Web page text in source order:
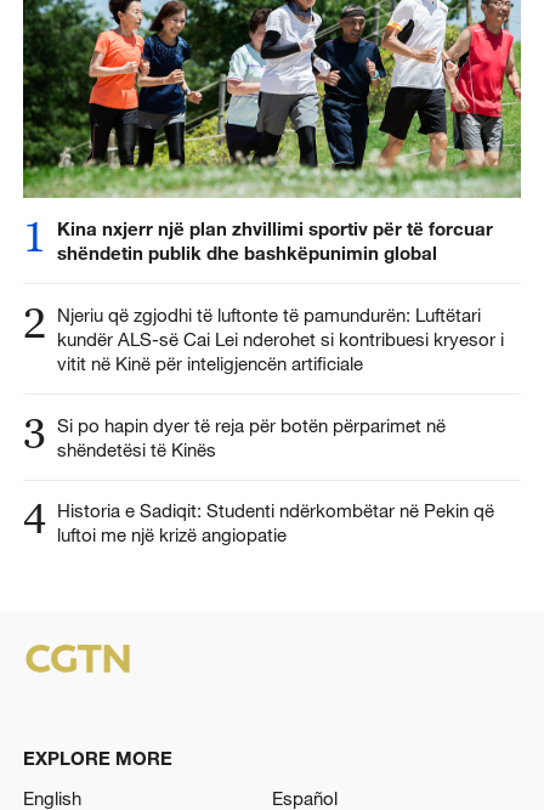
1
Kina nxjerr një plan zhvillimi sportiv për të forcuar
shëndetin publik dhe bashkëpunimin global
2
Njeriu që zgjodhi të luftonte të pamundurën: Luftëtari
kundër ALS-së Cai Lei nderohet si kontribuesi kryesor i
vitit në Kinë për inteligjencën artificiale
3 Si po hapin dyer të reja për botën përparimet në
shëndetësi të Kinës
4 Historia e Sadiqit: Studenti ndërkombëtar në Pekin që
luftoi me një krizë angiopatie
EXPLORE MORE
English
Español